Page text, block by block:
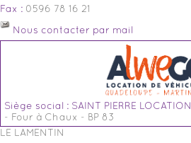
Fax : 0596 78 16 21
Nous contacter par mail
Siège social : SAINT PIERRE LOCATION
- Four à Chaux - BP 83
LE LAMENTIN